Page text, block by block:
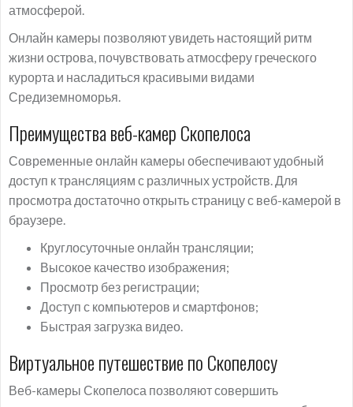
атмосферой.
Онлайн камеры позволяют увидеть настоящий ритм
жизни острова, почувствовать атмосферу греческого
курорта и насладиться красивыми видами
Средиземноморья.
Преимущества веб-камер Скопелоса
Современные онлайн камеры обеспечивают удобный
доступ к трансляциям с различных устройств. Для
просмотра достаточно открыть страницу с веб-камерой в
браузере.
Круглосуточные онлайн трансляции;
Высокое качество изображения;
Просмотр без регистрации;
Доступ с компьютеров и смартфонов;
Быстрая загрузка видео.
Виртуальное путешествие по Скопелосу
Веб-камеры Скопелоса позволяют совершить